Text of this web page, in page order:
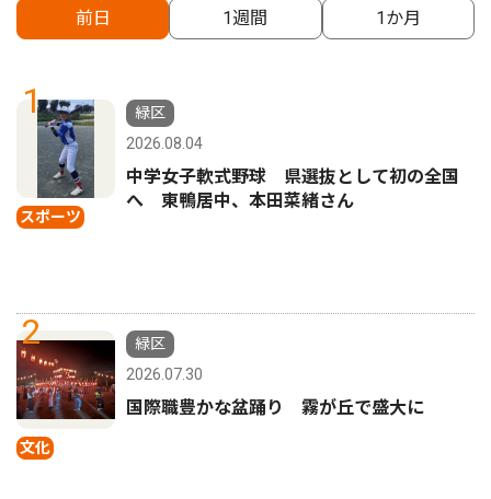
前日 1週間 1か月
1
スポーツ
緑区
2026.08.04
中学女子軟式野球 県選抜として初の全国
へ 東鴨居中、本田菜緒さん
2
文化
緑区
2026.07.30
国際職豊かな盆踊り 霧が丘で盛大に